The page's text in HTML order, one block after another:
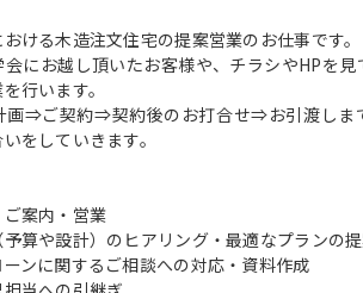
ける木造注文住宅の提案営業のお仕事です。
にお越し頂いたお客様や、チラシやHPを見
行います。
⇒ご契約⇒契約後のお打合せ⇒お引渡しま
をしていきます。
案内・営業
算や設計）のヒアリング・最適なプランの
ンに関するご相談への対応・資料作成